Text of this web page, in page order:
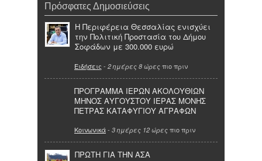
Πρόσφατες Δημοσιεύσεις
Η Περιφέρεια Θεσσαλίας ενισχύει
την Πολιτική Προστασία του Δήμου
Σοφάδων με 300.000 ευρώ
Ειδήσεις - 2 ημέρες 8 ώρες πιο πριν
ΠΡΟΓΡΑΜΜΑ ΙΕΡΩΝ ΑΚΟΛΟΥΘΙΩΝ
ΜΗΝΟΣ ΑΥΓΟΥΣΤΟΥ ΙΕΡΑΣ ΜΟΝΗΣ
ΠΕΤΡΑΣ ΚΑΤΑΦΥΓΙΟΥ ΑΓΡΑΦΩΝ
Κοινωνικά- 3 ημέρες 12 ώρες πιο πριν
ΠΡΩΤΗ ΓΙΑ ΤΗΝ ΑΣΑ